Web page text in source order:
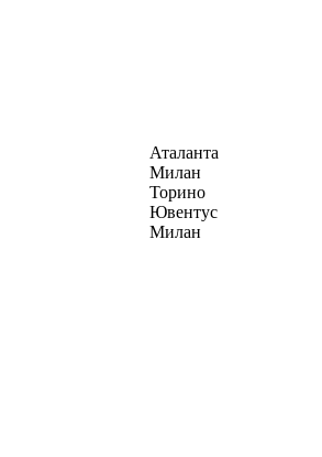
Аталанта
Милан
Торино
Ювентус
Милан